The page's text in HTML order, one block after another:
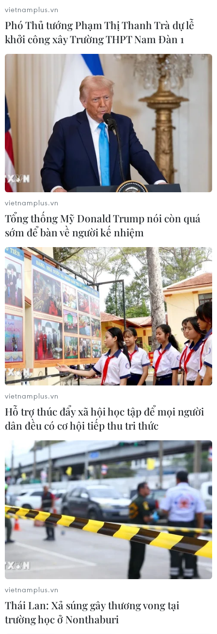
TIN CÙNG CHUYÊN MỤC
Để trái sầu riêng đáp ứng yêu cầu
xuất khẩu bền vững
07/08/2026 07:34
Tây Ninh thúc đẩy bình dân học vụ
vietnamplus.vn
Phó Thủ tướng Phạm Thị Thanh Trà dự lễ
khởi công xây Trường THPT Nam Đàn 1
vietnamplus.vn
Tổng thống Mỹ Donald Trump nói còn quá
sớm để bàn về người kế nhiệm
vietnamplus.vn
Hỗ trợ thúc đẩy xã hội học tập để mọi người
dân đều có cơ hội tiếp thu tri thức
vietnamplus.vn
Thái Lan: Xả súng gây thương vong tại
trường học ở Nonthaburi